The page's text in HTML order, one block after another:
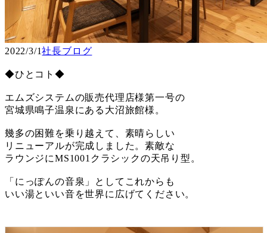
2022/3/1社長ブログ
◆ひとコト◆
エムズシステムの販売代理店様第一号の
宮城県鳴子温泉にある大沼旅館様。
幾多の困難を乗り越えて、素晴らしい
リニューアルが完成しました。素敵な
ラウンジにMS1001クラシックの天吊り型。
「にっぽんの音泉」としてこれからも
いい湯といい音を世界に広げてください。